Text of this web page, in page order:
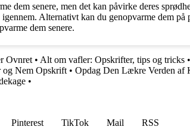
dem senere, men det kan påvirke deres
Alternativt kan du genopvarme dem
dem senere.
Ovnret • Alt om vafler: Opskrifter, tips og tricks •
Nem Opskrift • Opdag Den Lækre Verden af
•
Pinterest TikTok Mail
RSS